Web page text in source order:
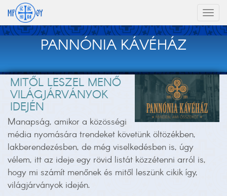
PANNÓNIA KÁVÉHÁZ
MITŐL LESZEL MENŐ
VILÁGJÁRVÁNYOK
IDEJÉN
Manapság, amikor a közösségi
média nyomására trendeket követünk öltözékben,
lakberendezésben, de még viselkedésben is, úgy
vélem, itt az ideje egy rövid listát közzétenni arról is,
hogy mi számít menőnek és mitől leszünk cikik így,
világjárványok idején.